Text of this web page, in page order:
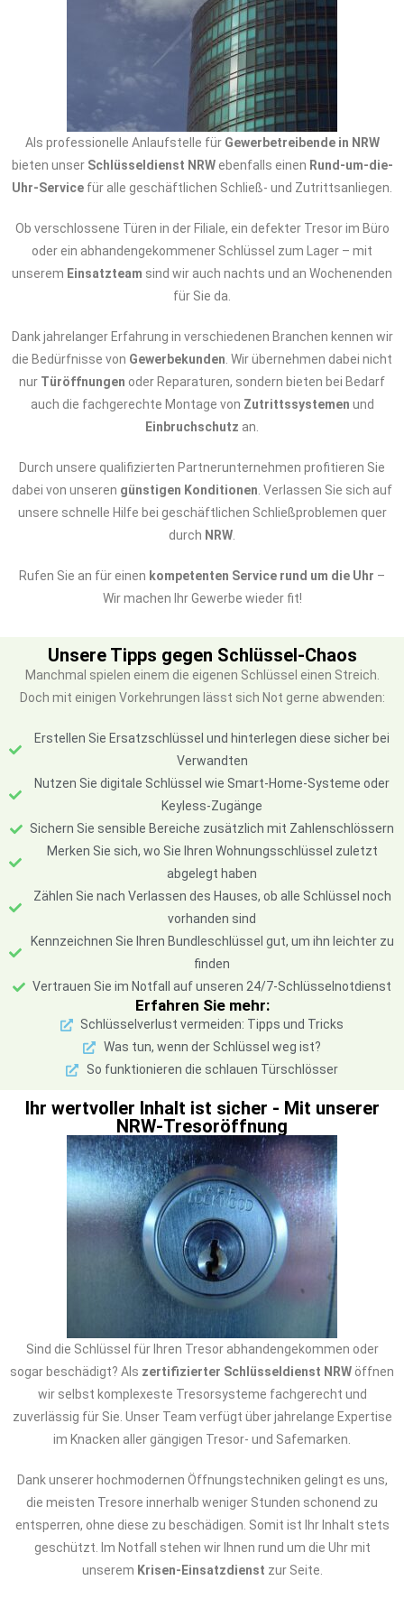
Als professionelle Anlaufstelle für Gewerbetreibende in NRW
bieten unser Schlüsseldienst NRWebenfalls einen Rund-um-die-
Uhr-Service für alle geschäftlichen Schließ- und Zutrittsanliegen.
Ob verschlossene Türen in der Filiale, ein defekter Tresor im Büro
oder ein abhandengekommener Schlüssel zum Lager – mit
unserem Einsatzteam sind wir auch nachts und an Wochenenden
für Sie da.
Dank jahrelanger Erfahrung in verschiedenen Branchen kennen wir
die Bedürfnisse von Gewerbekunden . Wir übernehmen dabei nicht
nur Türöffnungen oder Reparaturen, sondern bieten bei Bedarf
auch die fachgerechte Montage von Zutrittssystemen und
Einbruchschutz an.
Durch unsere qualifizierten Partnerunternehmen profitieren Sie
dabei von unseren günstigen Konditionen . Verlassen Sie sich auf
unsere schnelle Hilfe bei geschäftlichen Schließproblemen quer
durch NRW
Rufen Sie an für einen kompetenten Service rund um die Uhr –
Wir machen Ihr Gewerbe wieder fit!
Unsere Tipps gegen Schlüssel-Chaos
Manchmal spielen einem die eigenen Schlüssel einen Streich.
Doch mit einigen Vorkehrungen lässt sich Not gerne abwenden:
Erstellen Sie Ersatzschlüssel und hinterlegen diese sicher bei
Verwandten
Nutzen Sie digitale Schlüssel wie Smart-Home-Systeme oder
Keyless-Zugänge
Sichern Sie sensible Bereiche zusätzlich mit Zahlenschlössern
Merken Sie sich, wo Sie Ihren Wohnungsschlüssel zuletzt
abgelegt haben
Zählen Sie nach Verlassen des Hauses, ob alle Schlüssel noch
vorhanden sind
Kennzeichnen Sie Ihren Bundleschlüssel gut, um ihn leichter zu
finden
Vertrauen Sie im Notfall auf unseren 24/7-Schlüsselnotdienst
Erfahren Sie mehr:
Schlüsselverlust vermeiden: Tipps und Tricks
Was tun, wenn der Schlüssel weg ist?
So funktionieren die schlauen Türschlösser
Ihr wertvoller Inhalt ist sicher - Mit unserer
NRW-Tresoröffnung
Sind die Schlüssel für Ihren Tresor abhandengekommen oder
sogar beschädigt? Als zertifizierter Schlüsseldienst NRW öffnen
wir selbst komplexeste Tresorsysteme fachgerecht und
zuverlässig für Sie. Unser Team verfügt über jahrelange Expertise
im Knacken aller gängigen Tresor- und Safemarken.
Dank unserer hochmodernen Öffnungstechniken gelingt es uns,
die meisten Tresore innerhalb weniger Stunden schonend zu
entsperren, ohne diese zu beschädigen. Somit ist Ihr Inhalt stets
geschützt. Im Notfall stehen wir Ihnen rund um die Uhr mit
unserem Krisen-Einsatzdienst zur Seite.